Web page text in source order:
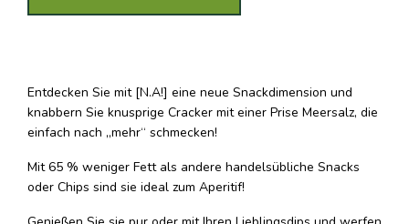
Entdecken Sie mit [N.A!] eine neue Snackdimension und
knabbern Sie knusprige Cracker mit einer Prise Meersalz, die
einfach nach „mehr“ schmecken!
Mit 65 % weniger Fett als andere handelsübliche Snacks
oder Chips sind sie ideal zum Aperitif!